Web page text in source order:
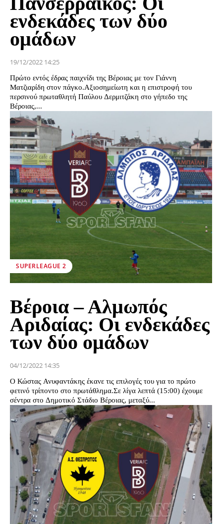
ενδεκάδες των δύο
ομάδων
19/12/2022 14:25
Πρώτο εντός έδρας παιχνίδι της Βέροιας με τον Γιάννη
Ματζιαρίδη στον πάγκο.Αξιοσημείωτη και η επιστροφή του
περσινού πρωταθλητή Παύλου Δερμιτζάκη στο γήπεδο της
Βέροιας,...
SUPERLEAGUE 2
Βέροια – Αλμωπός
Αριδαίας: Οι ενδεκάδες
των δύο ομάδων
04/12/2022 14:35
Ο Κώστας Ανυφαντάκης έκανε τις επιλογές του για το πρώτο
φετινό τρίποντο στο πρωτάθλημα.Σε λίγα λεπτά (15:00) έχουμε
σέντρα στο Δημοτικό Στάδιο Βέροιας, μεταξύ...